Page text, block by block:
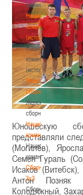
команда
Национальная
команда
(история)
Национальная
команда
(история)
Женские
сборные
Женские
сборные
Национальная
команда
Национальная
команда
Сборные
3х3
Сборные
Юношескую
представляли
(Могилёв),
Семен Гураль
Исаков
Антон Позняк
Колодяжный,